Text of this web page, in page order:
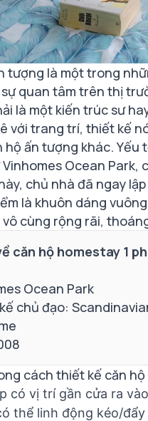
tượng là một trong
quan tâm trên thị
là một kiến trúc sư
với trang trí, thiết kế
hộ ấn tượng khác.
Ocean Park,
chủ nhà đã ngay
là khuôn dáng
cùng rộng rãi,
căn hộ homestay 1
Ocean Park
chủ đạo:
cách thiết kế căn
có vị trí gần cửa ra
thể linh động kéo/